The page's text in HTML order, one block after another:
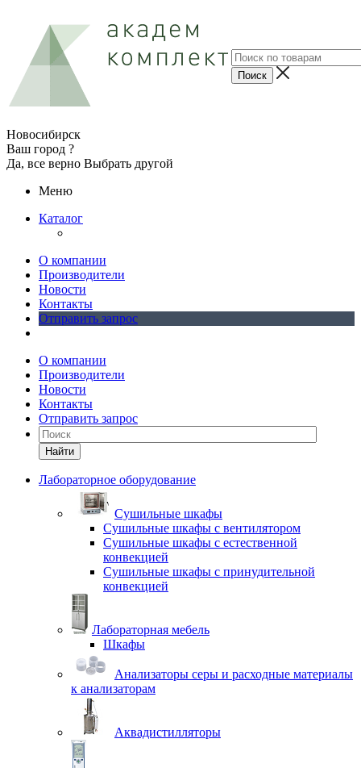
Новосибирск
Ваш город ?
Да, все верно Выбрать другой
Меню
Каталог
О компании
Производители
Новости
Контакты
Отправить запрос
О компании
Производители
Новости
Контакты
Отправить запрос
Найти
Лабораторное оборудование
Cушильные шкафы
Сушильные шкафы с вентилятором
Сушильные шкафы с естественной
конвекцией
Сушильные шкафы с принудительной
конвекцией
Лабораторная мебель
Шкафы
Анализаторы серы и расходные материалы
к анализаторам
Аквадистилляторы